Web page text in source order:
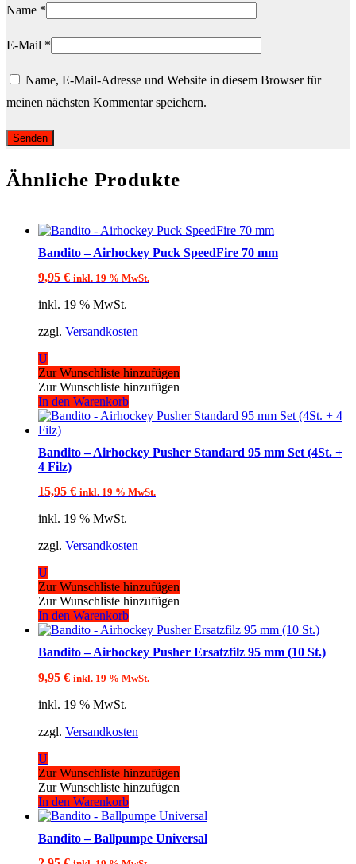
Name *
E-Mail *
Name, E-Mail-Adresse und Website in diesem Browser für
meinen nächsten Kommentar speichern.
Ähnliche Produkte
Bandito – Airhockey Puck SpeedFire 70 mm
9,95 € inkl. 19 % MwSt.
inkl. 19 % MwSt.
zzgl. Versandkosten
U
Zur Wunschliste hinzufügen
Zur Wunschliste hinzufügen
In den Warenkorb
Bandito – Airhockey Pusher Standard 95 mm Set (4St. +
4 Filz)
15,95 € inkl. 19 % MwSt.
inkl. 19 % MwSt.
zzgl. Versandkosten
U
Zur Wunschliste hinzufügen
Zur Wunschliste hinzufügen
In den Warenkorb
Bandito – Airhockey Pusher Ersatzfilz 95 mm (10 St.)
9,95 € inkl. 19 % MwSt.
inkl. 19 % MwSt.
zzgl. Versandkosten
U
Zur Wunschliste hinzufügen
Zur Wunschliste hinzufügen
In den Warenkorb
Bandito – Ballpumpe Universal